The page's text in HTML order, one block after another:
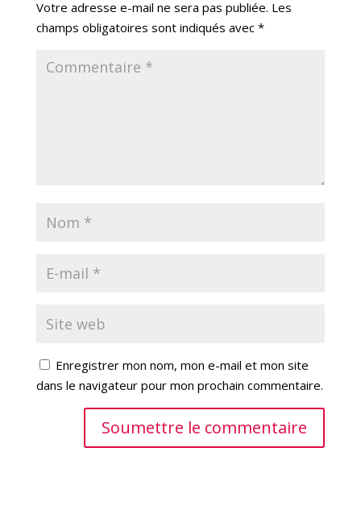
Votre adresse e-mail ne sera pas publiée. Les
champs obligatoires sont indiqués avec *
Enregistrer mon nom, mon e-mail et mon site
dans le navigateur pour mon prochain commentaire.
Soumettre le commentaire